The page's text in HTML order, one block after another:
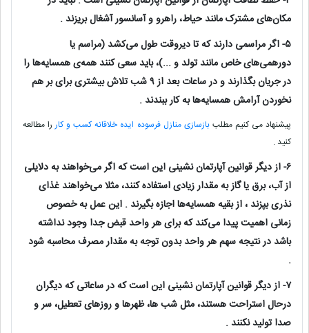
مکان‌های مشترک مانند حیاط، راهرو و آسانسور آشغال بریزند .
۵- اگر مراسمی دارند که تا دیروقت طول می‌کشد (مراسم یا
دورهمی‌های خاص مانند تولد و ...)، باید سعی کنند همه‌ی همسایه‌ها را
در جریان بگذارند و در ساعات بعد از ۹ شب تلاش بیشتری برای بر هم
نخوردن آرامش همسایه‌ها به کار ببندند .
پیشنهاد می کنیم مطلببازسازی منازل فرسوده ایده خلاقانه کسب و کار را مطالعه
کنید .
۶- از دیگر قوانین آپارتمان نشینی این است که اگر می‌خواهند به دلایلی
از آب، برق یا گاز به مقدار زیادی استفاده کنند، مثلا می‌خواهند غذای
نذری بپزند ، از بقیه همسایه‌ها اجازه بگیرند . این عمل به خصوص
زمانی اهمیت پیدا می‌کند که برای هر واحد قبض جدا وجود نداشته
باشد در نتیجه سهم هر واحد بدون توجه به مقدار مصرف محاسبه شود
.
۷- از دیگر قوانین آپارتمان نشینی این است که در ساعاتی که دیگران
درحال استراحت هستند، مثل شب ها، ظهر‌ها و روز‌های تعطیل، سر و
صدا تولید نکنند .